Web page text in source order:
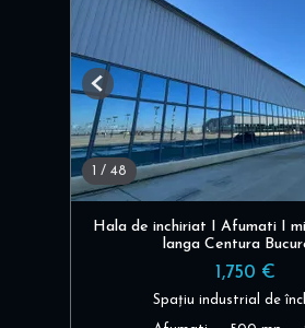
1 / 48
Previous
Hala de inchiriat I Afumati I
langa Centura
1,750 €
Spațiu industrial de